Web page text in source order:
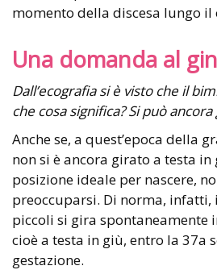
momento della discesa lungo il
Una domanda al
Dall’ecografia si è visto che il
che cosa significa? Si può
Anche se, a quest’epoca della
non si è ancora girato a testa in
posizione ideale per nascere,
preoccuparsi. Di norma, infatti,
piccoli si gira spontaneamente
cioè a testa in giù, entro la 37a
gestazione.